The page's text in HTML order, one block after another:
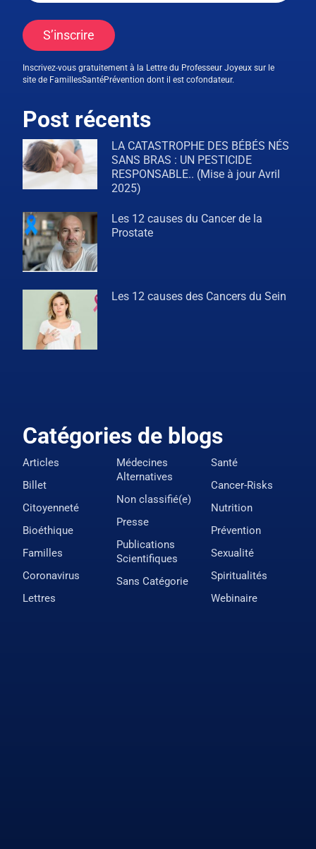
S’inscrire
Inscrivez-vous gratuitement à la Lettre du Professeur Joyeux sur le
site de FamillesSantéPrévention dont il est cofondateur.
Post récents
LA CATASTROPHE DES BÉBÉS NÉS
SANS BRAS : UN PESTICIDE
RESPONSABLE.. (Mise à jour Avril
2025)
Les 12 causes du Cancer de la
Prostate
Les 12 causes des Cancers du Sein
Catégories de blogs
Articles
Billet
Citoyenneté
Bioéthique
Familles
Coronavirus
Lettres
Médecines
Alternatives
Non classifié(e)
Presse
Publications
Scientifiques
Sans Catégorie
Santé
Cancer-Risks
Nutrition
Prévention
Sexualité
Spiritualités
Webinaire